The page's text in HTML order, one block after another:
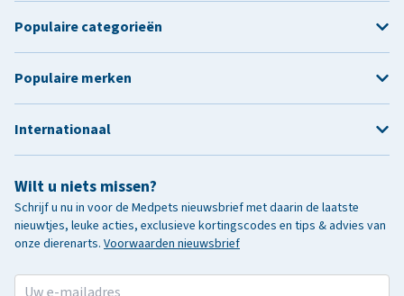
Wilt u niets missen?
Schrijf u nu in voor de Medpets nieuwsbrief met daarin de laatste
nieuwtjes, leuke acties, exclusieve kortingscodes en tips & advies van
onze dierenarts. Voorwaarden nieuwsbrief
Populaire categorieën
Populaire merken
Internationaal